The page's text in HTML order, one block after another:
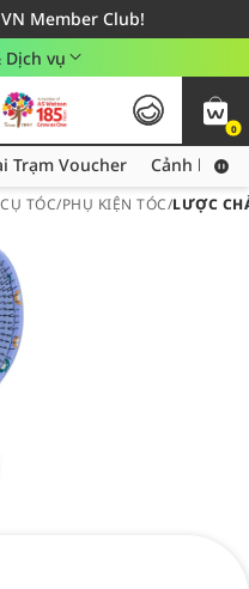
Member Club!
hàng từ 249,000Đ
khu vực TP. Hồ Chí Minh
Dịch vụ
0
Thu thập thêm voucher hot tại Trạm Voucher
Trạm Voucher Cảnh báo
TÓC/PHỤ KIỆN TÓC/LƯỢC